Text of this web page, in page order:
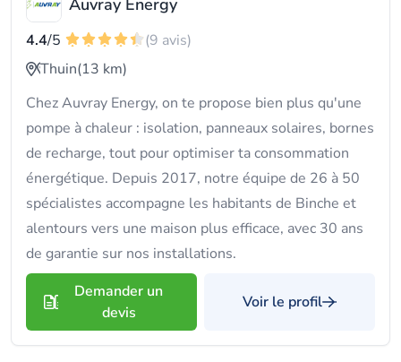
Auvray Energy
4.4/5
(9 avis)
Thuin(13 km)
Chez Auvray Energy, on te propose bien plus qu'une
pompe à chaleur : isolation, panneaux solaires, bornes
de recharge, tout pour optimiser ta consommation
énergétique. Depuis 2017, notre équipe de 26 à 50
spécialistes accompagne les habitants de Binche et
alentours vers une maison plus efficace, avec 30 ans
de garantie sur nos installations.
Demander un
devis
Voir le profil